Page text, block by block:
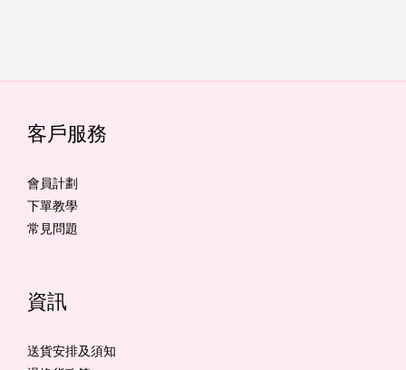
客戶服務
會員計劃
下單教學
常見問題
資訊
送貨安排及須知